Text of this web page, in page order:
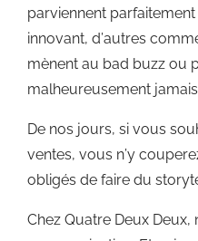
parviennent
innovant, d’autres
mènent au bad buzz ou
malheureusement
De nos jours, si vous
ventes, vous n’y
obligés de faire du
Chez Quatre Deux